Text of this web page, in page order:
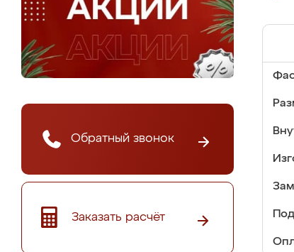
Обратный звонок
Заказать расчёт